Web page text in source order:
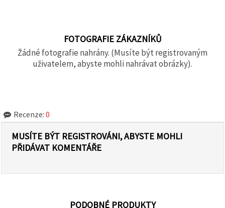
FOTOGRAFIE ZÁKAZNÍKŮ
Žádné fotografie nahrány. (Musíte být registrovaným
uživatelem, abyste mohli nahrávat obrázky).
Recenze: 0
MUSÍTE BÝT REGISTROVÁNI, ABYSTE MOHLI
PŘIDÁVAT KOMENTÁŘE
PODOBNÉ PRODUKTY